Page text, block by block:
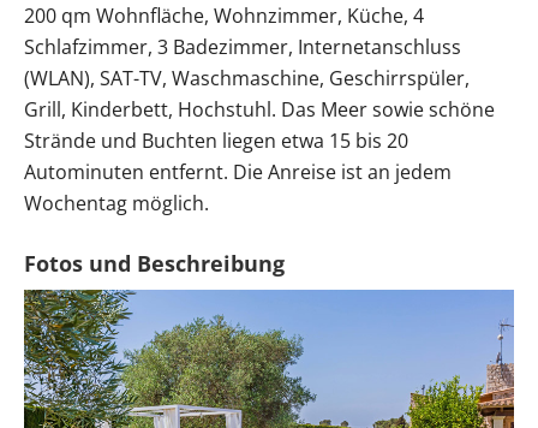
200 qm Wohnfläche, Wohnzimmer, Küche, 4
Schlafzimmer, 3 Badezimmer, Internetanschluss
(WLAN), SAT-TV, Waschmaschine, Geschirrspüler,
Grill, Kinderbett, Hochstuhl. Das Meer sowie schöne
Strände und Buchten liegen etwa 15 bis 20
Autominuten entfernt. Die Anreise ist an jedem
Wochentag möglich.